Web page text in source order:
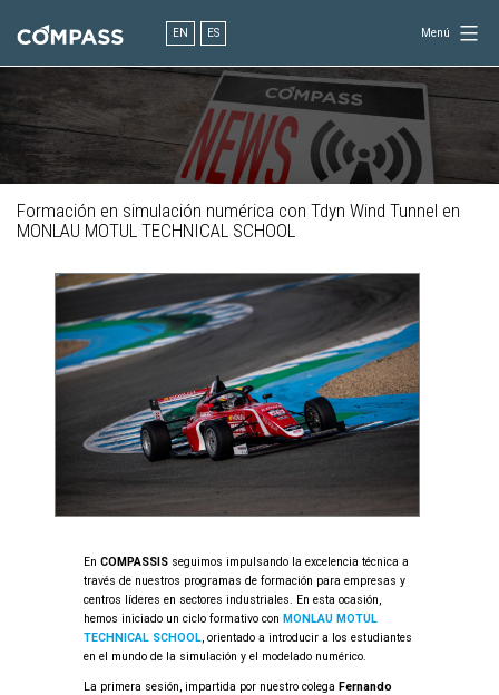
contenido
en
ingeniería
Menú
EN ES
Formación en simulación numérica con Tdyn Wind Tunnel en
MONLAU MOTUL TECHNICAL SCHOOL
En COMPASSIS seguimos impulsando la excelencia técnica a
través de nuestros programas de formación para empresas y
centros líderes en sectores industriales. En esta ocasión,
hemos iniciado un ciclo formativo con MONLAU MOTUL
TECHNICAL SCHOOL, orientado a introducir a los estudiantes
en el mundo de la simulación y el modelado numérico.
La primera sesión, impartida por nuestro colega Fernando